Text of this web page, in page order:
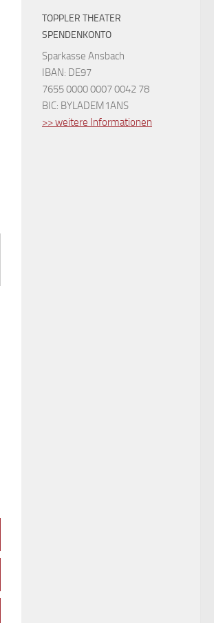
TOPPLER THEATER
SPENDENKONTO
Sparkasse Ansbach
IBAN: DE97
7655 0000 0007 0042 78
BIC: BYLADEM1ANS
>> weitere Informationen